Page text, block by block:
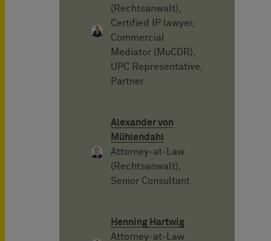
(Rechtsanwalt),
Certified IP lawyer,
Commercial
Mediator (MuCDR),
UPC Representative,
Partner
Alexander von
Mühlendahl
Attorney-at-Law
(Rechtsanwalt),
Senior Consultant
Henning Hartwig
Attorney-at-Law